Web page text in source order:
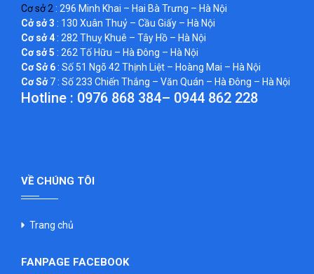
Cơ sở 2 : 296 Minh Khai – Hai Bà Trưng – Hà Nội
Cở sở 3 : 130 Xuân Thuỷ – Cầu Giấy – Hà Nội
Cơ sở 4: 282 Thuỵ Khuê – Tây Hồ – Hà Nội
Cơ sở 5 : 262 Tố Hữu – Hà Đông – Hà Nội
Cơ Sở 6: Số 51 Ngõ 42 Thịnh Liệt – Hoàng Mai – Hà Nội
Cơ Sở7 : Số 233 Chiến Thắng – Văn Quán – Hà Đông – Hà Nội
Hotline : 0976 868 384– 0944 862 228
VỀ CHÚNG TÔI
Trang chủ
FANPAGE FACEBOOK